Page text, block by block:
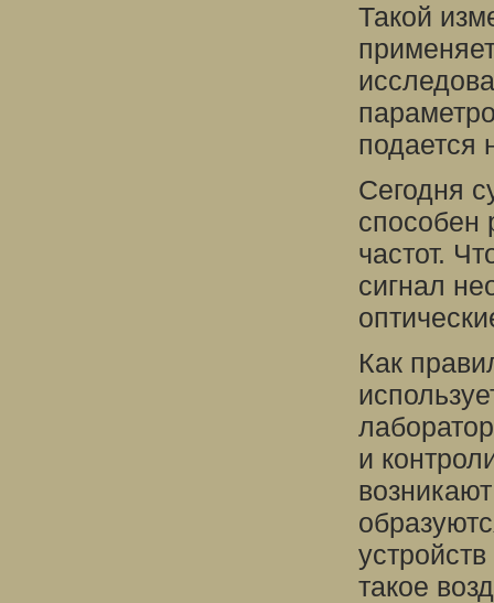
Такой
подается
Сегодня
способен
частот.
сигнал
Как
и
такое